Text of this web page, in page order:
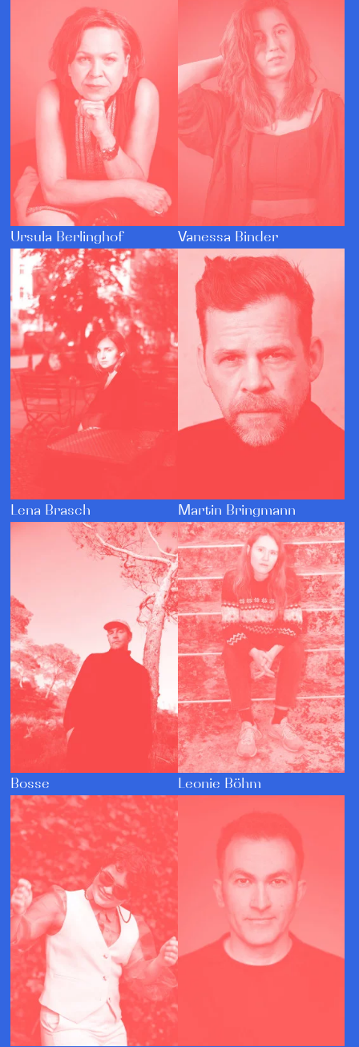
Ursula Berlinghof Vanessa Binder
Lena Brasch Martin Bringmann
Bosse Leonie Böhm